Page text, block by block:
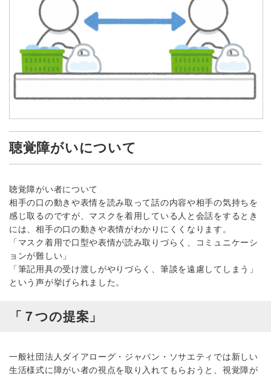
聴覚障がいについて
聴覚障がい者について
相手の口の動きや表情を読み取って話の内容や相手の気持ちを
感じ取るのですが、マスクを着用している人と会話をするとき
には、相手の口の動きや表情がわかりにくくなります。
「マスク着用で口型や表情が読み取りづらく、コミュニケーシ
ョンが難しい」
「筆記用具の受け渡しがやりづらく、筆談を遠慮してしまう」
という声が挙げられました。
「７つの提案」
一般社団法人ダイアローグ・ジャパン・ソサエティでは新しい
生活様式に障がい者の視点を取り入れてもらおうと、視覚障が